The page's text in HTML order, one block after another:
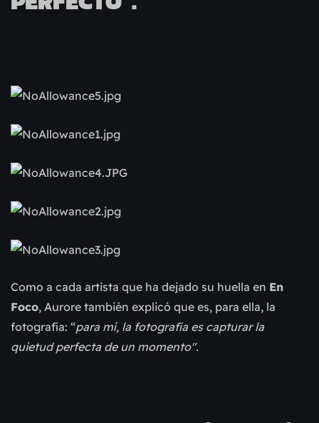
Como a cada artista que ha dejado su huella en En
Foco, Aurore también explicó que es, para ella, la
fotografía: “para mí, la fotografía es capturar la
quietud perfecta de un momento".